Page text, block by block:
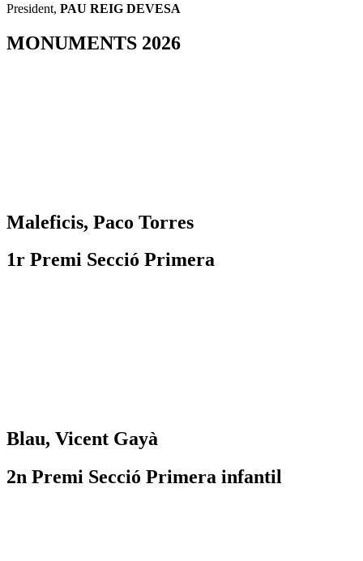
President, PAU REIG DEVESA
MONUMENTS 2026
Maleficis, Paco Torres
1r Premi Secció Primera
Blau, Vicent Gayà
2n Premi Secció Primera infantil